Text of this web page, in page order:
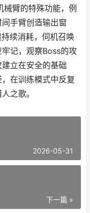
臂的特殊功能，例
手臂创造输出窗
续消耗，伺机召唤
记，观察Boss的攻
立在安全的基础
在训练模式中反复
之歌。
2026-05-31
下一篇 »